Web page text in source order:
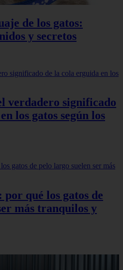
de los gatos:
y secretos
verdadero significado
los gatos según los
qué los gatos de
más tranquilos y